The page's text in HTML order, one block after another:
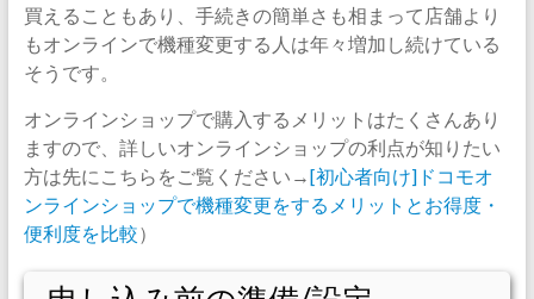
買えることもあり、手続きの簡単さも相まって店舗より
もオンラインで機種変更する人は年々増加し続けている
そうです。
オンラインショップで購入するメリットはたくさんあり
ますので、詳しいオンラインショップの利点が知りたい
方は先にこちらをご覧ください→[初心者向け]ドコモオ
ンラインショップで機種変更をするメリットとお得度・
便利度を比較）